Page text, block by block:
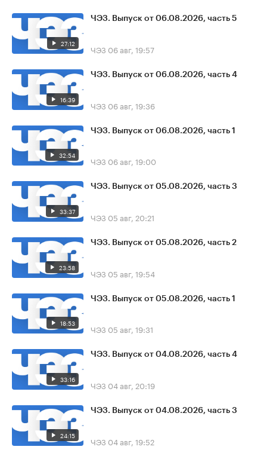
27:12
ЧЭЗ. Выпуск от 06.08.2026, часть 5
ЧЭЗ 06 авг, 19:57
16:39
ЧЭЗ. Выпуск от 06.08.2026, часть 4
ЧЭЗ 06 авг, 19:36
32:54
ЧЭЗ. Выпуск от 06.08.2026, часть 1
ЧЭЗ 06 авг, 19:00
33:37
ЧЭЗ. Выпуск от 05.08.2026, часть 3
ЧЭЗ 05 авг, 20:21
23:58
ЧЭЗ. Выпуск от 05.08.2026, часть 2
ЧЭЗ 05 авг, 19:54
18:53
ЧЭЗ. Выпуск от 05.08.2026, часть 1
ЧЭЗ 05 авг, 19:31
33:16
ЧЭЗ. Выпуск от 04.08.2026, часть 4
ЧЭЗ 04 авг, 20:19
24:15
ЧЭЗ. Выпуск от 04.08.2026, часть 3
ЧЭЗ 04 авг, 19:52